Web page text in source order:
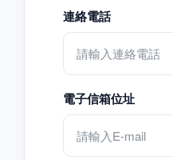
連絡電話
電子信箱位址